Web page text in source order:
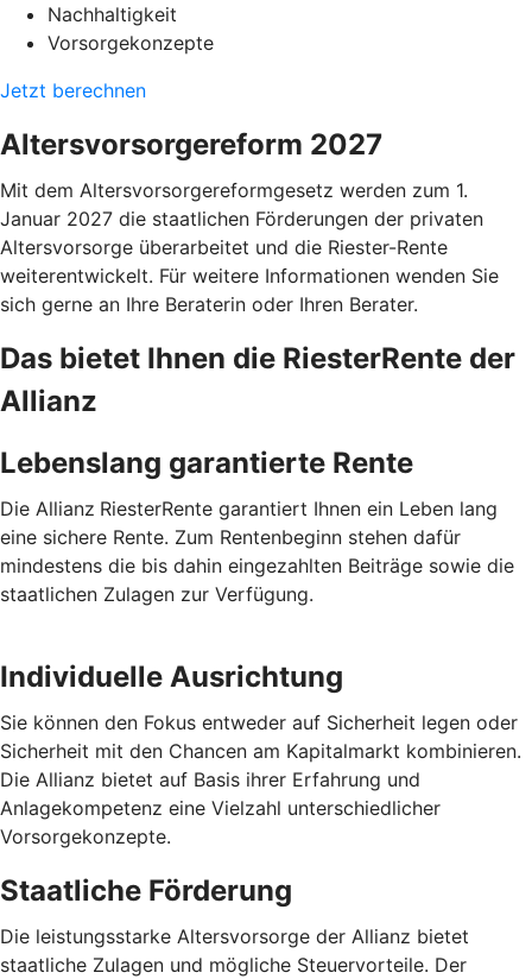
Nachhaltigkeit
Vorsorgekonzepte
Jetzt berechnen
Altersvorsorgereform 2027
Mit dem Altersvorsorgereformgesetz werden zum 1.
Januar 2027 die staatlichen Förderungen der privaten
Altersvorsorge überarbeitet und die Riester-Rente
weiterentwickelt. Für weitere Informationen wenden Sie
sich gerne an Ihre Beraterin oder Ihren Berater.
Das bietet Ihnen die RiesterRente der
Allianz
Lebenslang garantierte Rente
Die Allianz RiesterRente garantiert Ihnen ein Leben lang
eine sichere Rente. Zum Rentenbeginn stehen dafür
mindestens die bis dahin eingezahlten Beiträge sowie die
staatlichen Zulagen zur Verfügung.
Individuelle Ausrichtung
Sie können den Fokus entweder auf Sicherheit legen oder
Sicherheit mit den Chancen am Kapitalmarkt kombinieren.
Die Allianz bietet auf Basis ihrer Erfahrung und
Anlagekompetenz eine Vielzahl unterschiedlicher
Vorsorgekonzepte.
Staatliche Förderung
Die leistungsstarke Altersvorsorge der Allianz bietet
staatliche Zulagen und mögliche Steuervorteile. Der